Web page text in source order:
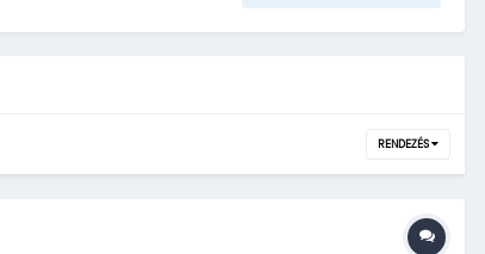
RENDEZÉS